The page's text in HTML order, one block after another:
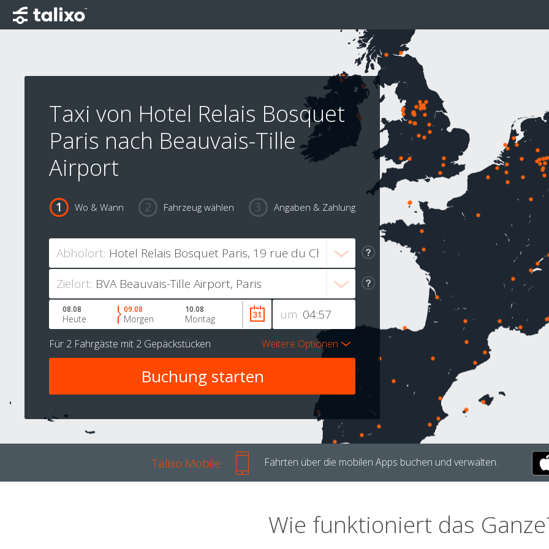
Taxi von Hotel Relais Bosquet
Paris nach Beauvais-Tille
Airport
Wo & Wann Fahrzeug wählen Angaben & Zahlung
Abholort:
Zielort:
um
08.08
Heute
09.08
Morgen
10.08
Montag
Für 2 Fahrgäste mit 2 Gepäckstücken Weitere Optionen
Talixo Mobile Fahrten über die mobilen Apps buchen und verwalten.
Wie funktioniert das